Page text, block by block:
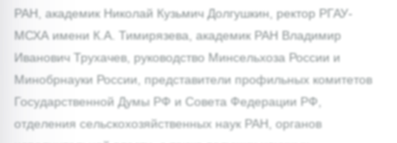
РАН, академик Николай Кузьмич Долгушкин, ректор РГАУ-
МСХА имени К.А. Тимирязева, академик РАН Владимир
Иванович Трухачев, руководство Минсельхоза России и
Минобрнауки России, представители профильных комитетов
Государственной Думы РФ и Совета Федерации РФ,
отделения сельскохозяйственных наук РАН, органов